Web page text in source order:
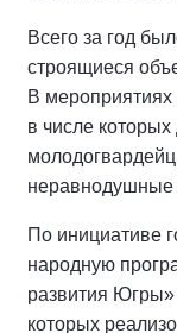
Всего за год
строящиеся
В мероприятиях
в числе
По инициативе
народную
развития Югры»
которых